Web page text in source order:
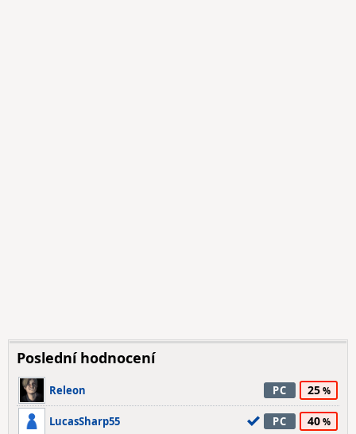
Poslední hodnocení
Releon PC 25
LucasSharp55 PC 40